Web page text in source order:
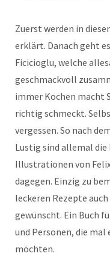
Zuerst werden in
erklärt. Danach geht
Ficicioglu, welche
geschmackvoll
immer Kochen macht
richtig schmeckt.
vergessen. So nach
Lustig sind allemal
Illustrationen von
dagegen. Einzig zu
leckeren Rezepte
gewünscht. Ein Buch
und Personen, die mal
möchten.